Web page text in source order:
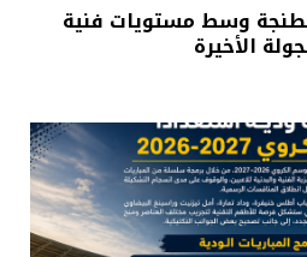
وسط مستويات فنية
الأخيرة